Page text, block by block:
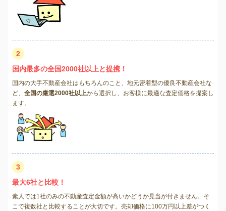
2
国内最多の全国2000社以上と提携！
国内の大手不動産会社はもちろんのこと、地元密着型の優良不動産会社な
ど、 全国の厳選2000社以上から選択し、お客様に最適な査定価格を提案し
ます。
3
最大6社と比較！
素人では1社のみの不動産査定金額が高いかどうか見当が付きません。そ
こで複数社と比較することが大切です。売却価格に100万円以上差がつく